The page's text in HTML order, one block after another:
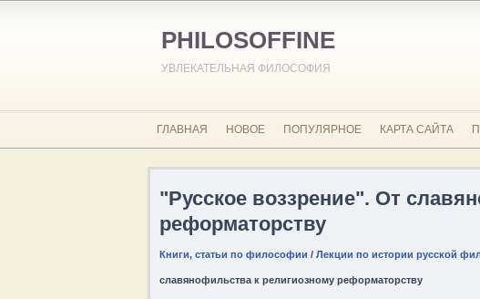
PHILOSOFFINE
УВЛЕКАТЕЛЬНАЯ ФИЛОСОФИЯ
ГЛАВНАЯ НОВОЕ ПОПУЛЯРНОЕ КАРТА САЙТА
"Русское воззрение". От
реформаторству
Книги, статьи по философии / Лекции по истории русской
славянофильства к религиозному реформаторству